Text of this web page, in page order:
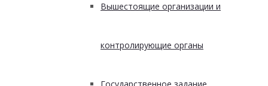
Вышестоящие организации и
контролирующие органы